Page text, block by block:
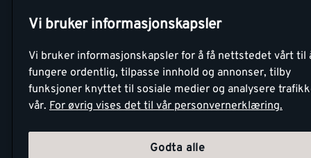
Betaling
Retur- og
angrerettsskjema
Montér Bedrift
Vi bruker informasjonskapsler
Vi bruker informasjonskapsler for å få nettstedet vårt til
fungere ordentlig, tilpasse innhold og annonser, tilby
funksjoner knyttet til sosiale medier og analysere
vår. For øvrig vises det til vår personvernerklæring.
Godta alle